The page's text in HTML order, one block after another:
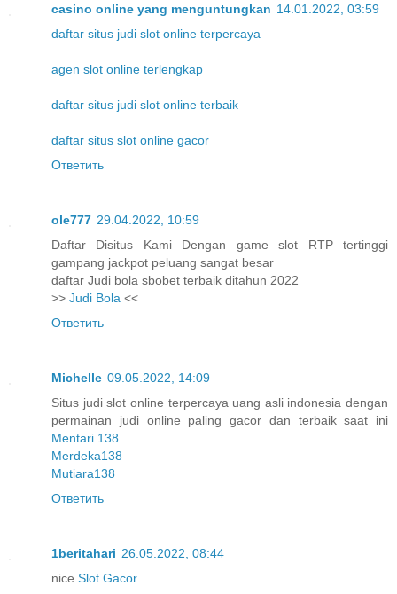
casino online yang menguntungkan 14.01.2022, 03:59
daftar situs judi slot online terpercaya
agen slot online terlengkap
daftar situs judi slot online terbaik
daftar situs slot online gacor
Ответить
ole777 29.04.2022, 10:59
Daftar Disitus Kami Dengan game slot RTP tertinggi
gampang jackpot peluang sangat besar
daftar Judi bola sbobet terbaik ditahun 2022
>> Judi Bola <<
Ответить
Michelle 09.05.2022, 14:09
Situs judi slot online terpercaya uang asli indonesia dengan
permainan judi online paling gacor dan terbaik saat ini
Mentari 138
Merdeka138
Mutiara138
Ответить
1beritahari 26.05.2022, 08:44
nice Slot Gacor